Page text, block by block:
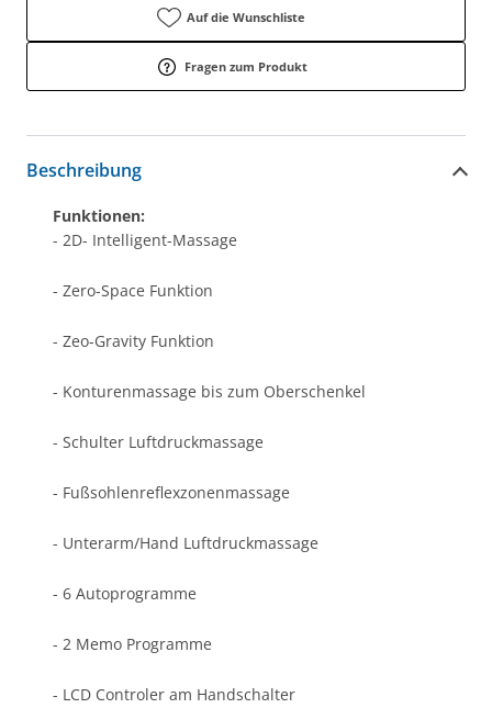
Auf die Wunschliste
Fragen zum Produkt
Beschreibung
Funktionen:
- 2D- Intelligent-Massage
- Zero-Space Funktion
- Zeo-Gravity Funktion
- Konturenmassage bis zum Oberschenkel
- Schulter Luftdruckmassage
- Fußsohlenreflexzonenmassage
- Unterarm/Hand Luftdruckmassage
- 6 Autoprogramme
- 2 Memo Programme
- LCD Controler am Handschalter